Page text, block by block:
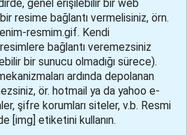
genel erişilebilir bir web
resime bağlantı vermelisiniz, örn.
resmim.gif. Kendi
resimlere bağlantı veremezsiniz
bir sunucu olmadığı sürece).
ardında depolanan
ör. hotmail ya da yahoo e-
şifre korumları siteler, v.b. Resmi
[img] etiketini kullanın.